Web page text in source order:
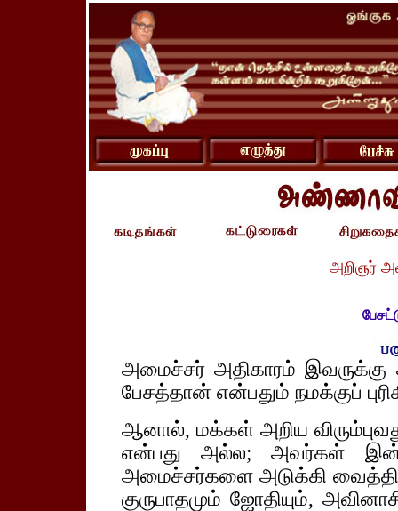
அறிஞர்
அமைச்சர் அதிகாரம் இவருக்கு
பேசத்தான் என்பதும் நமக்குப்
ஆனால், மக்கள் அறிய
என்பது அல்ல; அவர்கள்
அமைச்சர்களை அடுக்கி
குருபாதமும் ஜோதியும்,